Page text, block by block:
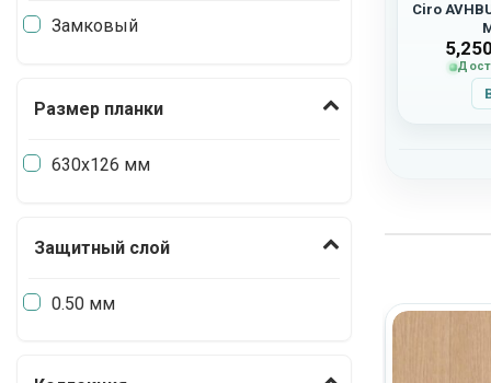
Замковый
Размер планки
630х126 мм
Защитный слой
0.50 мм
Ciro